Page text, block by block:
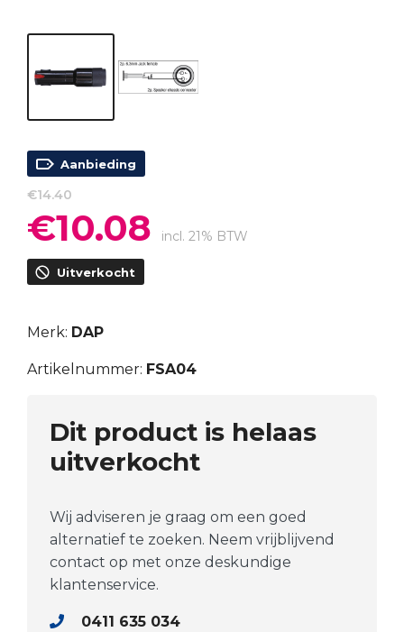
Aanbieding
€14.40
Oorspronkelijke
prijs
was:
€14.40.
€10.08 prijs
incl. 21% BTW
Uitverkocht
Merk: DAP
Artikelnummer: FSA04
Dit product is helaas
uitverkocht
Wij adviseren je graag om een goed
alternatief te zoeken. Neem vrijblijvend
contact op met onze deskundige
klantenservice.
0411 635 034